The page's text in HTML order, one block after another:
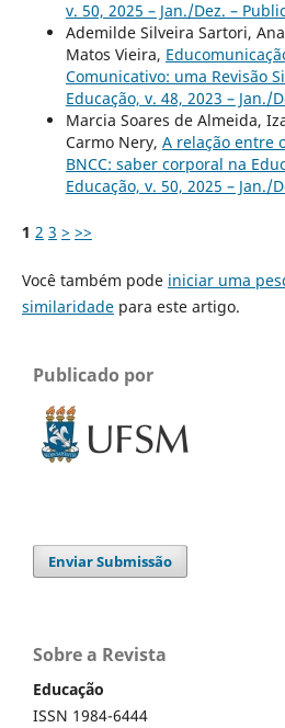
v. 50, 2025 – Jan./Dez. –
Ademilde Silveira Sartori,
Matos Vieira,
Comunicativo: uma Revisão
Educação, v. 48, 2023 – Jan./
Marcia Soares de Almeida,
Carmo Nery, A relação entre
BNCC: saber corporal na
Educação, v. 50, 2025 – Jan./
1 2 3 > >>
Você também pode iniciar uma
similaridadepara este artigo.
Publicado por
Enviar Submissão
Sobre a Revista
Educação
ISSN 1984-6444